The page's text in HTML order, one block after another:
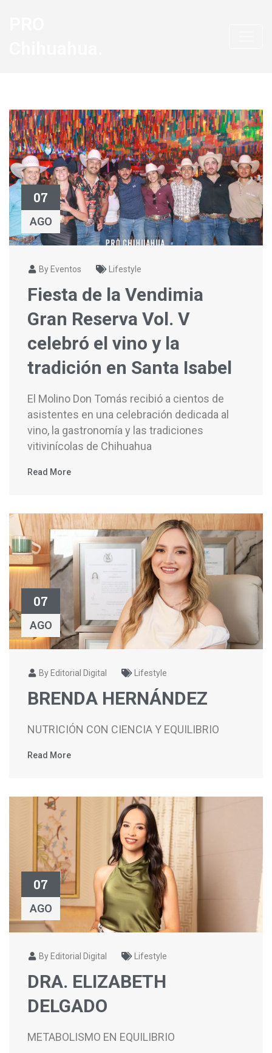
07
AGO
By Eventos Lifestyle
Fiesta de la Vendimia
Gran Reserva Vol. V
celebró el vino y la
tradición en Santa Isabel
El Molino Don Tomás recibió a cientos de
asistentes en una celebración dedicada al
vino, la gastronomía y las tradiciones
vitivinícolas de Chihuahua
Read More
07
AGO
By Editorial Digital Lifestyle
BRENDA HERNÁNDEZ
NUTRICIÓN CON CIENCIA Y EQUILIBRIO
Read More
07
AGO
By Editorial Digital Lifestyle
DRA. ELIZABETH
DELGADO
METABOLISMO EN EQUILIBRIO